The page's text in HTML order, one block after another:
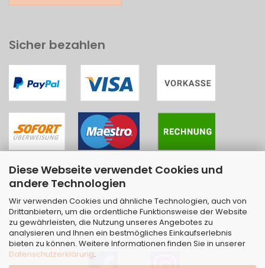
Diese Webseite verwendet Cookies und
andere Technologien
Wir verwenden Cookies und ähnliche Technologien, auch von
Drittanbietern, um die ordentliche Funktionsweise der Website
zu gewährleisten, die Nutzung unseres Angebotes zu
analysieren und Ihnen ein bestmögliches Einkaufserlebnis
bieten zu können. Weitere Informationen finden Sie in unserer
Datenschutzerklärung.
Sicher bezahlen